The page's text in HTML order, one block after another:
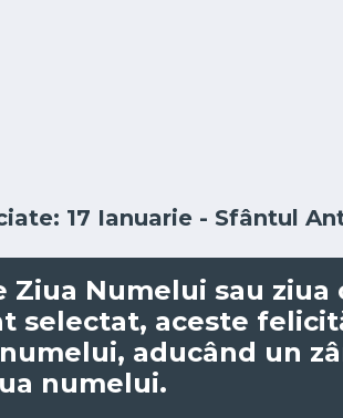
17 Ianuarie - Sfântul
Ziua Numelui sau ziua
selectat, aceste
aducând un
numelui.